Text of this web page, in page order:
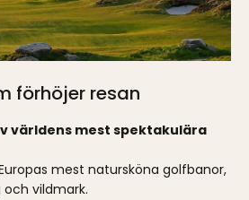
förhöjer resan
världens mest spektakulära
mest natursköna golfbanor,
vildmark.